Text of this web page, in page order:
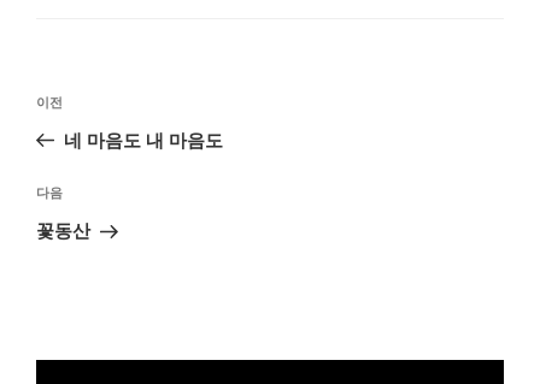
색
이
전
이전
네 마음도 내 마음도
다
음
다음
꽃동산